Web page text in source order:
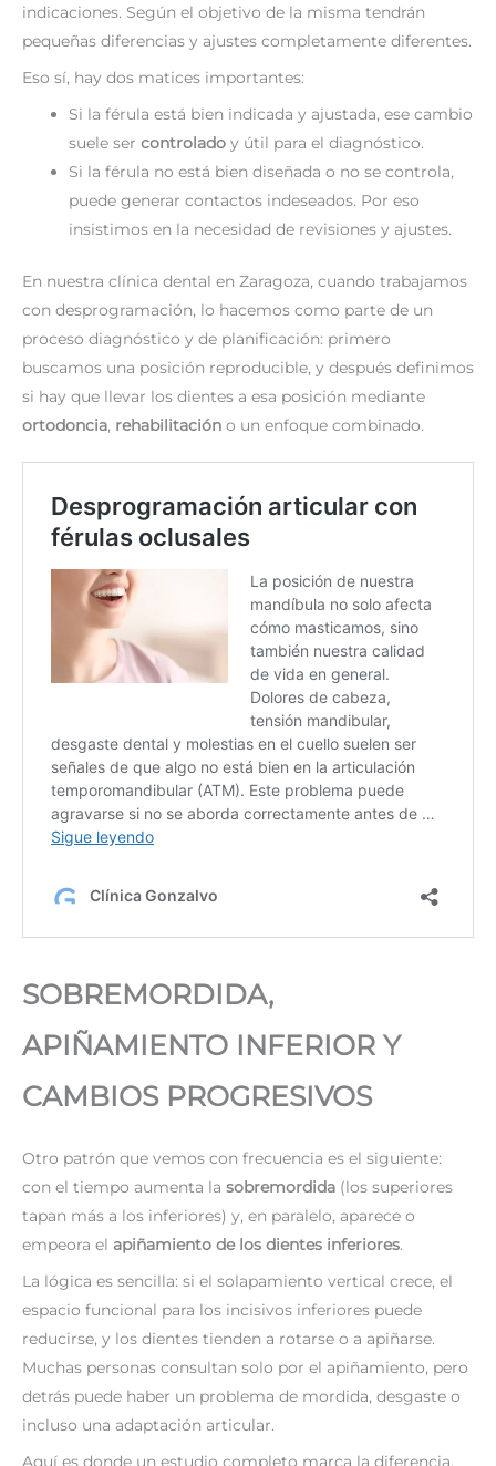
indicaciones. Según el objetivo de la misma tendrán
pequeñas diferencias y ajustes completamente diferentes.
Eso sí, hay dos matices importantes:
Si la férula está bien indicada y ajustada, ese cambio
suele ser controlado y útil para el diagnóstico.
Si la férula no está bien diseñada o no se controla,
puede generar contactos indeseados. Por eso
insistimos en la necesidad de revisiones y ajustes.
En nuestra clínica dental en Zaragoza, cuando trabajamos
con desprogramación, lo hacemos como parte de un
proceso diagnóstico y de planificación: primero
buscamos una posición reproducible, y después definimos
si hay que llevar los dientes a esa posición mediante
ortodoncia, rehabilitación o un enfoque combinado.
SOBREMORDIDA,
APIÑAMIENTO INFERIOR Y
CAMBIOS PROGRESIVOS
Otro patrón que vemos con frecuencia es el siguiente:
con el tiempo aumenta la sobremordida (los superiores
tapan más a los inferiores) y, en paralelo, aparece o
empeora el apiñamiento de los dientes inferiores.
La lógica es sencilla: si el solapamiento vertical crece, el
espacio funcional para los incisivos inferiores puede
reducirse, y los dientes tienden a rotarse o a apiñarse.
Muchas personas consultan solo por el apiñamiento, pero
detrás puede haber un problema de mordida, desgaste o
incluso una adaptación articular.
Aquí es donde un estudio completo marca la diferencia.